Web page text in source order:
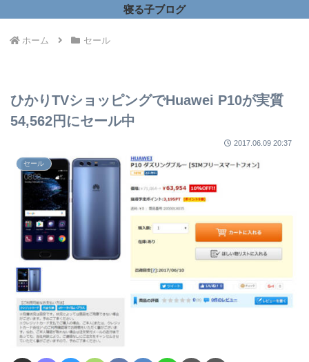
寝る子ブログ
ホーム セール
ひかりTVショッピングでHuawei P10が実質
54,562円にセール中
2017.06.09 20:37
セール